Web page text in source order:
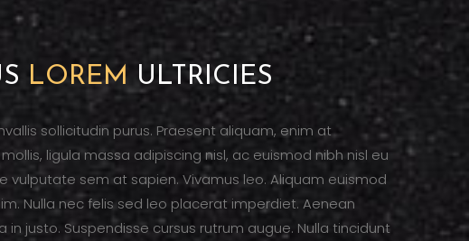
LOREM ULTRICIES
sollicitudin purus. Praesent aliquam, enim at
ligula massa adipiscing nisl, ac euismod nibh nisl eu
vulputate sem at sapien. Vivamus leo. Aliquam euismod
Nulla nec felis sed leo placerat imperdiet. Aenean
in justo. Suspendisse cursus rutrum augue. Nulla tincidunt